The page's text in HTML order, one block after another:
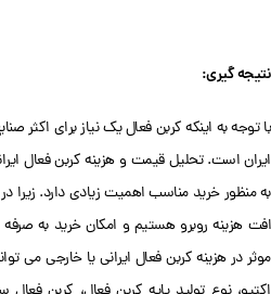
نتیجه گیری:
با توجه به اینکه کربن فعال یک نیاز برای اکثر
ایران است. تحلیل قیمت و هزینه کربن فعال
به منظور خرید مناسب اهمیت زیادی دارد. زیرا
افت هزینه روبرو هستیم و امکان خرید به
موثر در هزینه کربن فعال ایرانی یا خارجی می